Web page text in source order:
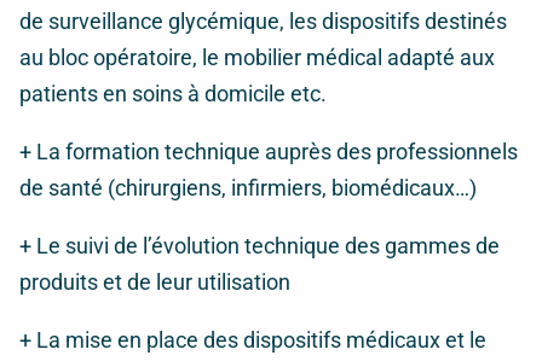
de surveillance glycémique, les dispositifs destinés
au bloc opératoire, le mobilier médical adapté aux
patients en soins à domicile etc.
+ La formation technique auprès des professionnels
de santé (chirurgiens, infirmiers, biomédicaux…)
+ Le suivi de l’évolution technique des gammes de
produits et de leur utilisation
+ La mise en place des dispositifs médicaux et le